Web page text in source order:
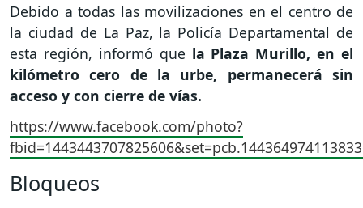
Debido a todas las movilizaciones en el centro de
la ciudad de La Paz, la Policía Departamental de
esta región, informó que la Plaza Murillo, en el
kilómetro cero de la urbe, permanecerá sin
acceso y con cierre de vías.
https://www.facebook.com/photo?
Bloqueos